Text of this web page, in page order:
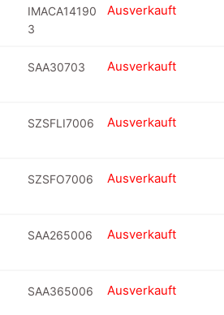
IMACA14190
3
Ausverkauft
SAA30703 Ausverkauft
SZSFLI7006 Ausverkauft
SZSFO7006 Ausverkauft
SAA265006 Ausverkauft
SAA365006 Ausverkauft